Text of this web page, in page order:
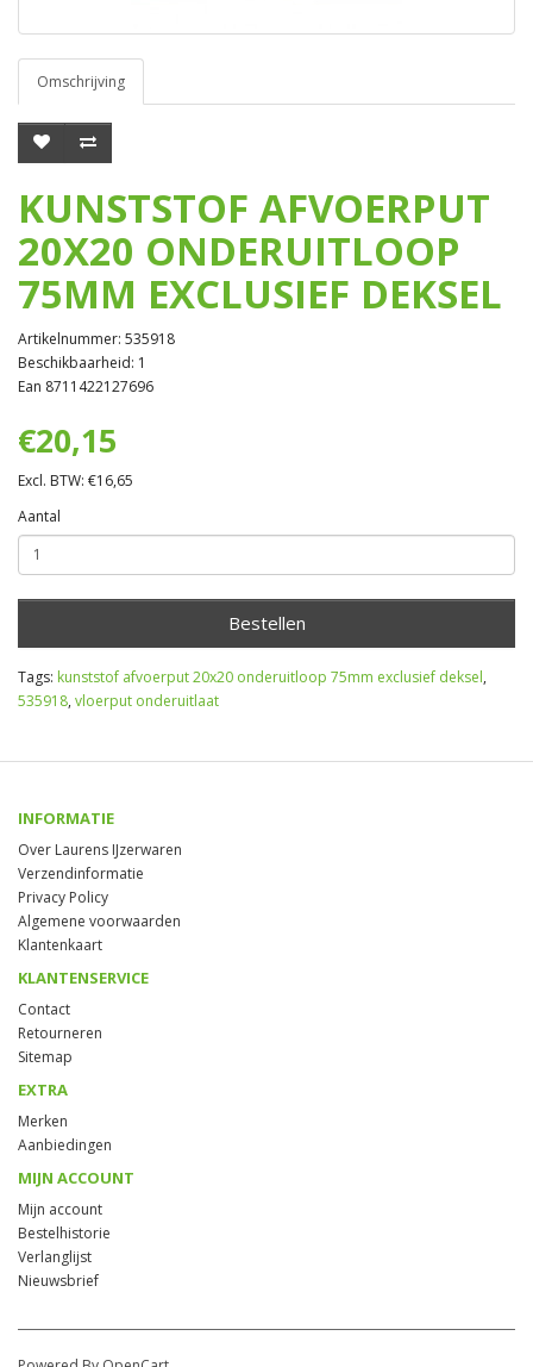
Omschrijving
KUNSTSTOF AFVOERPUT
20X20 ONDERUITLOOP
75MM EXCLUSIEF DEKSEL
Artikelnummer: 535918
Beschikbaarheid: 1
Ean 8711422127696
€20,15
Excl. BTW: €16,65
Aantal
Bestellen
Tags: kunststof afvoerput 20x20 onderuitloop 75mm exclusief deksel,
535918, vloerput onderuitlaat
INFORMATIE
Over Laurens IJzerwaren
Verzendinformatie
Privacy Policy
Algemene voorwaarden
Klantenkaart
KLANTENSERVICE
Contact
Retourneren
Sitemap
EXTRA
Merken
Aanbiedingen
MIJN ACCOUNT
Mijn account
Bestelhistorie
Verlanglijst
Nieuwsbrief